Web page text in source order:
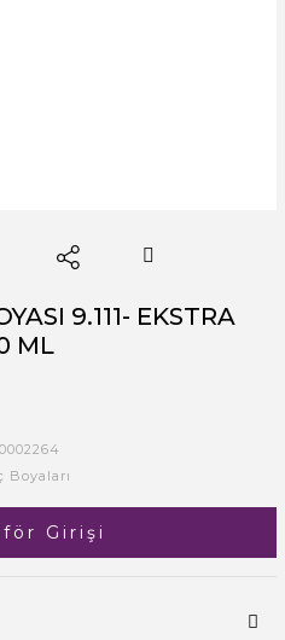
9.111- EKSTRA
ML
Boyaları
Girişi